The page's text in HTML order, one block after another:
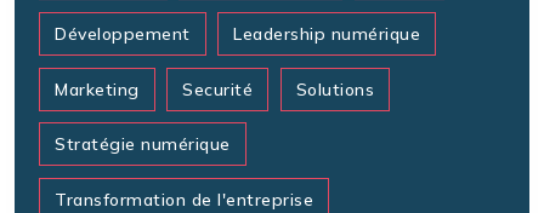
Développement Leadership numérique
Marketing Securité Solutions
Stratégie numérique
Transformation de l'entreprise